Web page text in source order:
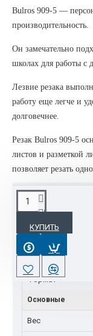
Bulros 909-5 —
производительность.
Он замечательно
школах для работы с
Лезвие резака
работу еще легче и
долговечнее.
Резак Bulros 909-5
листов и разметкой
позволяет резать
КУПИТЬ
Комплектация
Длина реза (мм)
Формат
Основные
Вес